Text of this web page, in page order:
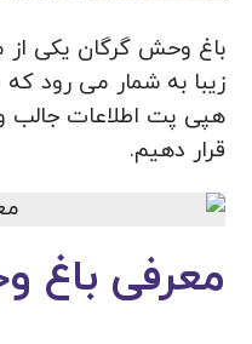
باغ وحش گرگان یکی از
زیبا به شمار می رود
هپی پت اطلاعات جالب و
قرار دهیم.
معرفی باغ